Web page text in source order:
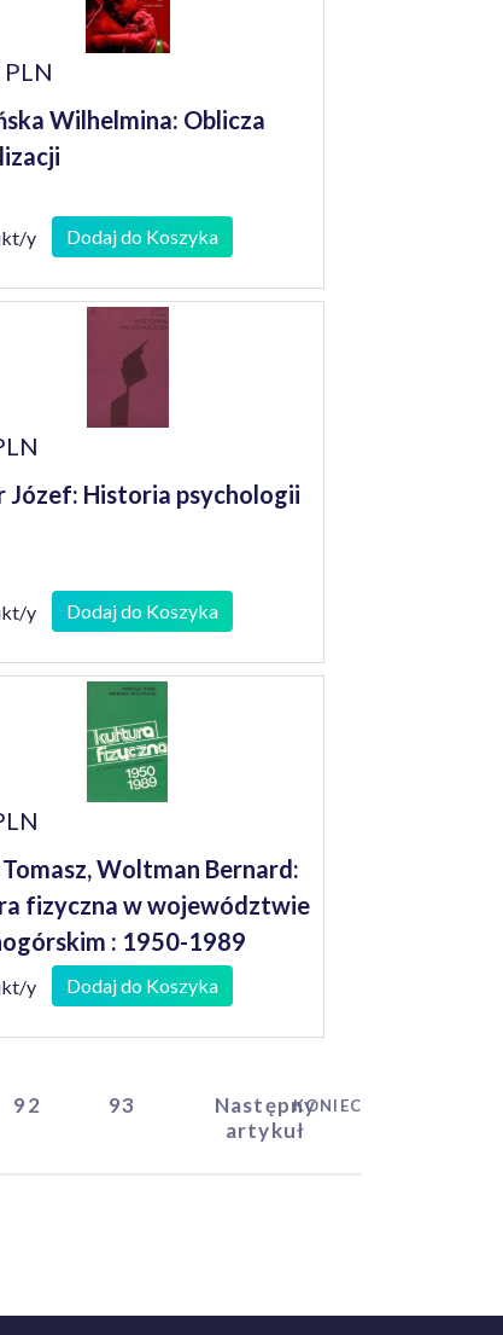
Wilhelmina: Oblicza
y Dodaj do Koszyka
Józef: Historia psychologii
y Dodaj do Koszyka
Woltman Bernard:
fizyczna w województwie
: 1950-1989
y Dodaj do Koszyka
92 93
Następny
artykuł
KONIEC